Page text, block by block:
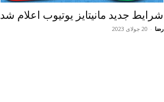
شرایط جدید مانیتایز یوتیوب اعلام شد
رضا - 20 جولای 2023